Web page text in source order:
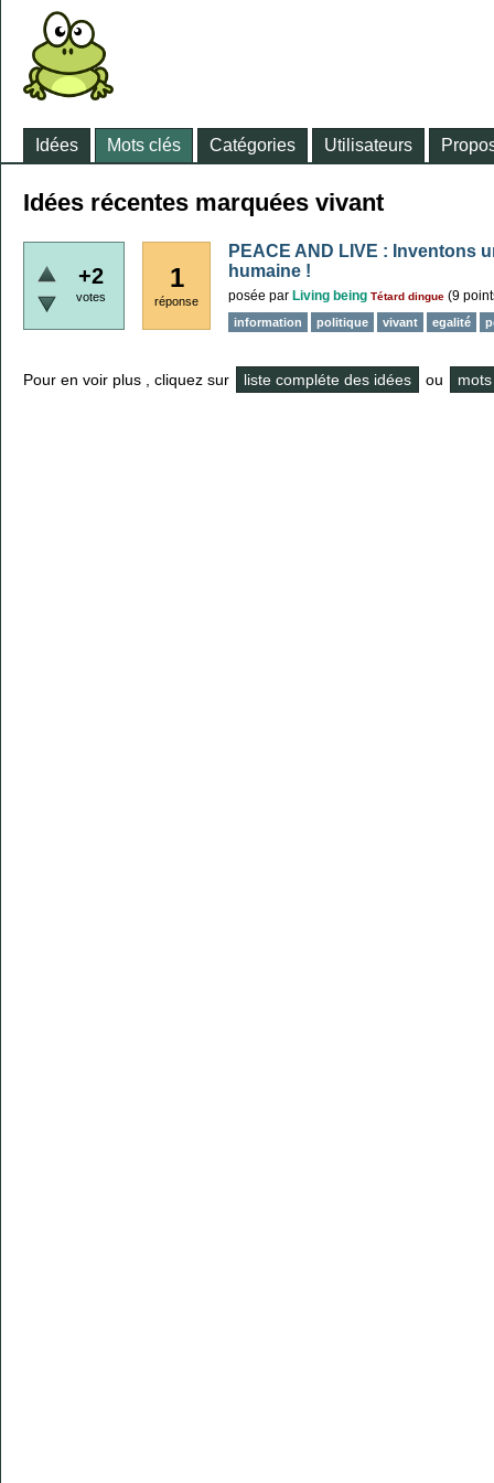
Idées Mots clés Catégories Utilisateurs
Idées récentes marquées vivant
+2
votes
1
réponse
PEACE AND LIVE : Inventons
humaine !
posée par Living being Tétard dingue (9
information politique vivant egalité
Pour en voir plus , cliquez sur liste compléte des idées ou